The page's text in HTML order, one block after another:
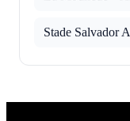
Stade Salvador